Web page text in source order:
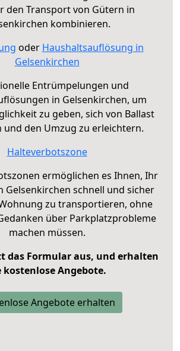
den Transport von Gütern in
kombinieren.
oder Haushaltsauflösung in
Gelsenkirchen
Entrümpelungen und
in Gelsenkirchen, um
zu geben, sich von Ballast
und den Umzug zu erleichtern.
Halteverbotszone
ermöglichen es Ihnen, Ihr
Gelsenkirchen schnell und sicher
zu transportieren, ohne
über Parkplatzprobleme
machen müssen.
das Formular aus, und erhalten
kostenlose Angebote.
Angebote erhalten